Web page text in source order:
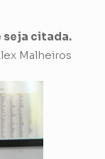
seja citada.
Malheiros